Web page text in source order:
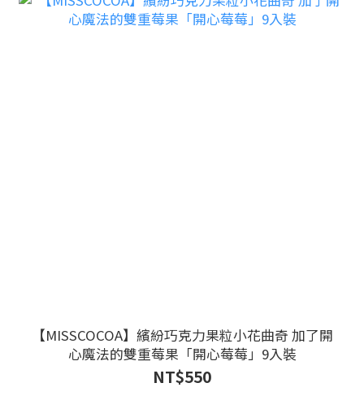
【MISSCOCOA】繽紛巧克力果粒小花曲奇 加了開
心魔法的雙重莓果「開心莓莓」9入裝
NT$550